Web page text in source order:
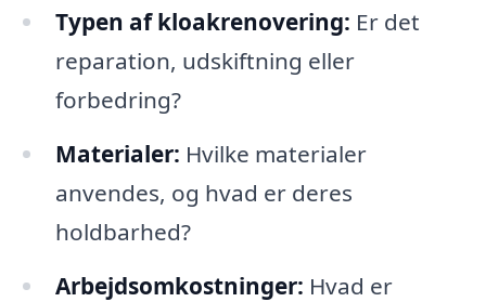
Typen af kloakrenovering: Er det
reparation, udskiftning eller
forbedring?
Materialer: Hvilke materialer
anvendes, og hvad er deres
holdbarhed?
Arbejdsomkostninger: Hvad er